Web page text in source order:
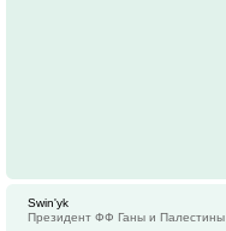
Swin'yk
Президент ФФ Ганы и Палестины